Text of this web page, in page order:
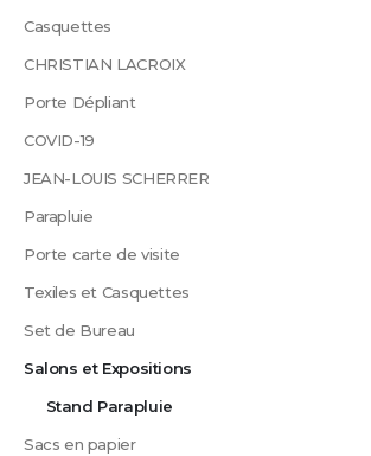
Casquettes
CHRISTIAN LACROIX
Porte Dépliant
COVID-19
JEAN-LOUIS SCHERRER
Parapluie
Porte carte de visite
Texiles et Casquettes
Set de Bureau
Salons et Expositions
Stand Parapluie
Sacs en papier